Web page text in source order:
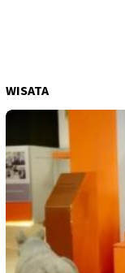
WISATA